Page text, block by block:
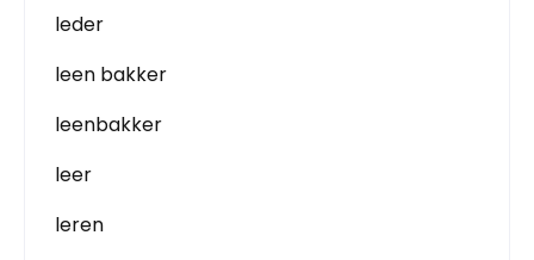
leder
leen bakker
leenbakker
leer
leren